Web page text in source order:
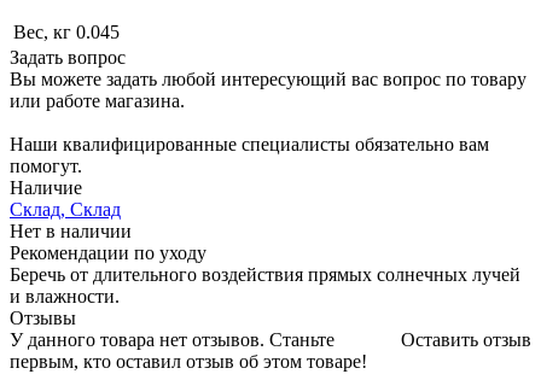
Вес, кг 0.045
Задать вопрос
Вы можете задать любой интересующий вас вопрос по товару
или работе магазина.
Наши квалифицированные специалисты обязательно вам
помогут.
Наличие
Склад, Склад
Нет в наличии
Рекомендации по уходу
Беречь от длительного воздействия прямых солнечных лучей
и влажности.
Отзывы
Оставить отзыв
У данного товара нет отзывов. Станьте
первым, кто оставил отзыв об этом товаре!